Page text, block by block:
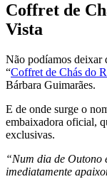
Coffret de
Vista
Não podíamos deixar
“Coffret de Chás do
Bárbara Guimarães.
E de onde surge o
embaixadora oficial,
exclusivas.
“Num dia de Outono
imediatamente